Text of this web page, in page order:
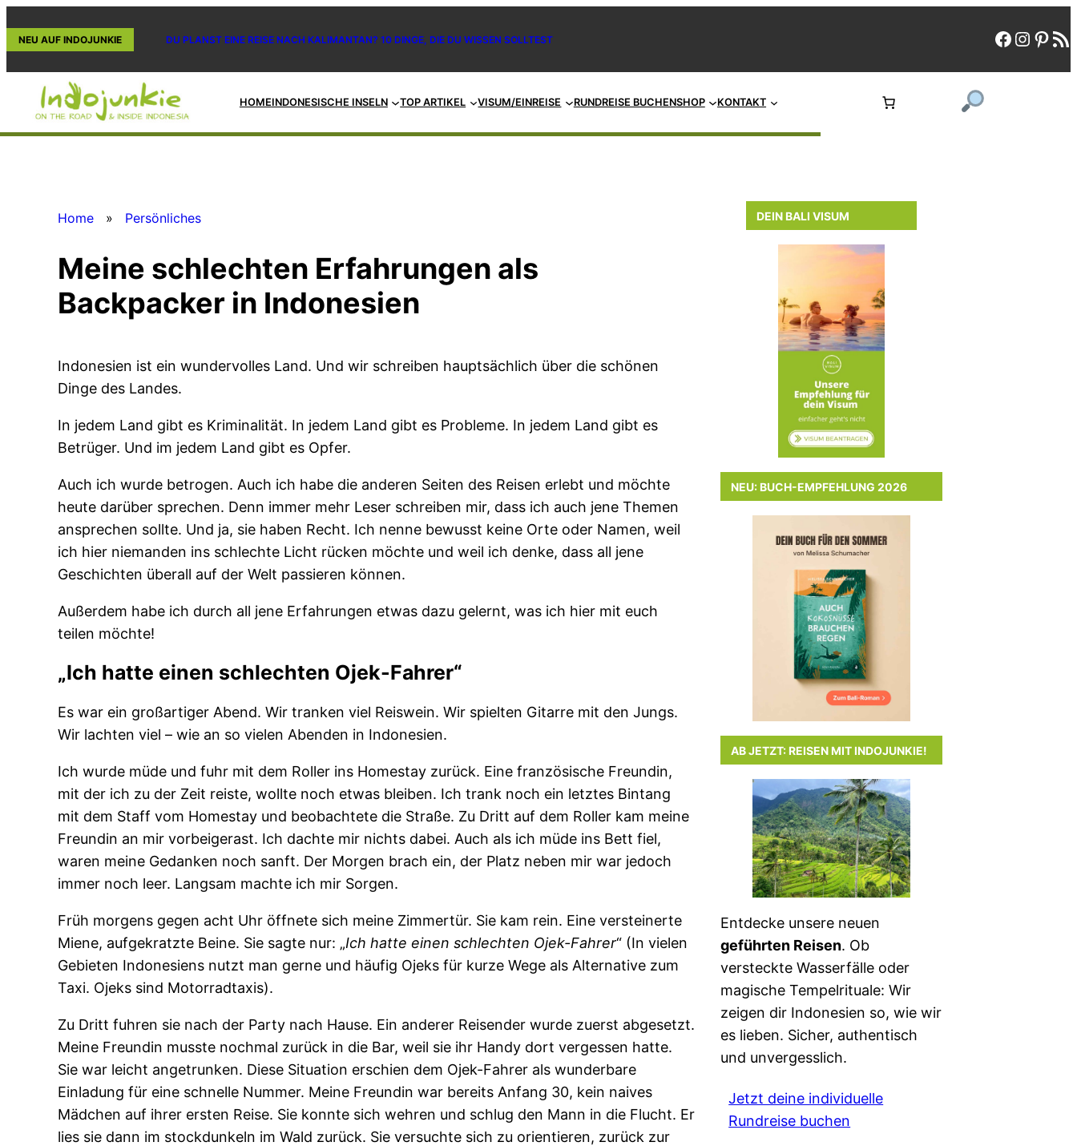
Inhalt
NEU AUF INDOJUNKIE DU PLANST EINE REISE NACH KALIMANTAN? 10 DINGE, DIE DU WISSEN SOLLTEST facebook
HOMEINDONESISCHE INSELN TOP ARTIKEL VISUM/EINREISE RUNDREISE BUCHENSHOP KONTAKT
Home » Persönliches
Meine schlechten Erfahrungen als
Backpacker in Indonesien
Indonesien ist ein wundervolles Land. Und wir schreiben hauptsächlich über die schönen
Dinge des Landes.
In jedem Land gibt es Kriminalität. In jedem Land gibt es Probleme. In jedem Land gibt es
Betrüger. Und im jedem Land gibt es Opfer.
Auch ich wurde betrogen. Auch ich habe die anderen Seiten des Reisen erlebt und möchte
heute darüber sprechen. Denn immer mehr Leser schreiben mir, dass ich auch jene Themen
ansprechen sollte. Und ja, sie haben Recht. Ich nenne bewusst keine Orte oder Namen, weil
ich hier niemanden ins schlechte Licht rücken möchte und weil ich denke, dass all jene
Geschichten überall auf der Welt passieren können.
Außerdem habe ich durch all jene Erfahrungen etwas dazu gelernt, was ich hier mit euch
teilen möchte!
„Ich hatte einen schlechten Ojek-Fahrer“
Es war ein großartiger Abend. Wir tranken viel Reiswein. Wir spielten Gitarre mit den Jungs.
Wir lachten viel – wie an so vielen Abenden in Indonesien.
Ich wurde müde und fuhr mit dem Roller ins Homestay zurück. Eine französische Freundin,
mit der ich zu der Zeit reiste, wollte noch etwas bleiben. Ich trank noch ein letztes Bintang
mit dem Staff vom Homestay und beobachtete die Straße. Zu Dritt auf dem Roller kam meine
Freundin an mir vorbeigerast. Ich dachte mir nichts dabei. Auch als ich müde ins Bett fiel,
waren meine Gedanken noch sanft. Der Morgen brach ein, der Platz neben mir war jedoch
immer noch leer. Langsam machte ich mir Sorgen.
Früh morgens gegen acht Uhr öffnete sich meine Zimmertür. Sie kam rein. Eine versteinerte
Miene, aufgekratzte Beine. Sie sagte nur: „Ich hatte einen schlechten Ojek-Fahrer“ (In vielen
Gebieten Indonesiens nutzt man gerne und häufig Ojeks für kurze Wege als Alternative zum
Taxi. Ojeks sind Motorradtaxis).
Zu Dritt fuhren sie nach der Party nach Hause. Ein anderer Reisender wurde zuerst abgesetzt.
Meine Freundin musste nochmal zurück in die Bar, weil sie ihr Handy dort vergessen hatte.
Sie war leicht angetrunken. Diese Situation erschien dem Ojek-Fahrer als wunderbare
Einladung für eine schnelle Nummer. Meine Freundin war bereits Anfang 30, kein naives
Mädchen auf ihrer ersten Reise. Sie konnte sich wehren und schlug den Mann in die Flucht. Er
lies sie dann im stockdunkeln im Wald zurück. Sie versuchte sich zu orientieren, zurück zur
DEIN BALI VISUM
NEU: BUCH-EMPFEHLUNG 2026
AB JETZT: REISEN MIT INDOJUNKIE!
Entdecke unsere neuen
geführten Reisen. Ob
versteckte Wasserfälle oder
magische Tempelrituale: Wir
zeigen dir Indonesien so, wie wir
es lieben. Sicher, authentisch
und unvergesslich.
Jetzt deine individuelle
Rundreise buchen